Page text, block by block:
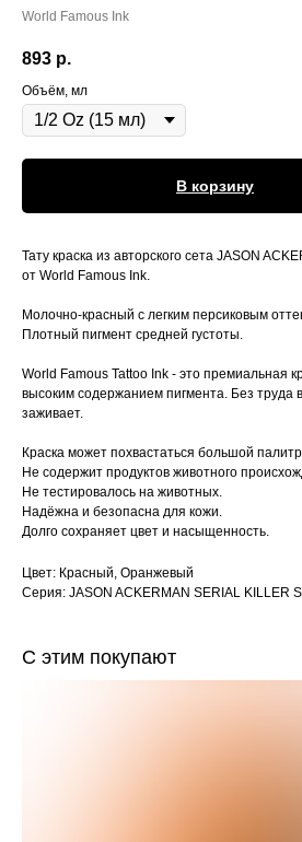
World Famous Ink
893 р.
Объём, мл
В корзину
Тату краска из авторского сета JASON
от World Famous Ink.
Молочно-красный с легким персиковым
Плотный пигмент средней густоты.
World Famous Tattoo Ink - это премиальная
высоким содержанием пигмента. Без труда
заживает.
Краска может похвастаться большой
Не содержит продуктов животного
Не тестировалось на животных.
Надёжна и безопасна для кожи.
Долго сохраняет цвет и насыщенность.
Цвет: Красный, Оранжевый
Серия: JASON ACKERMAN SERIAL KILLER
С этим покупают